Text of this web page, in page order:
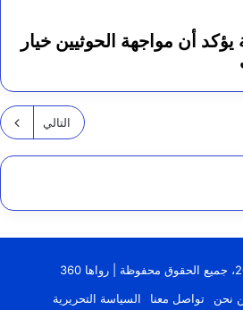
أن مواجهة الحوثيين خيار
التالي
نحن تواصل معنا السياسة التحريرية